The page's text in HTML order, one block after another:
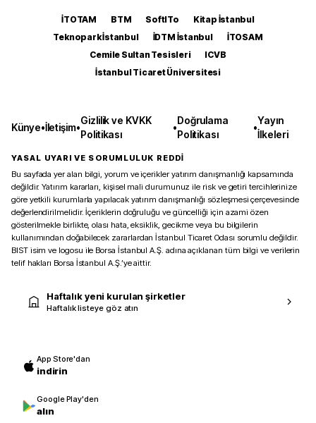
İTOTAM BTM SoftITo
Kitap İstanbul
Teknopark İstanbul
İDTM İstanbul
İTOSAM
Cemile Sultan Tesisleri
ICVB
İstanbul Ticaret Üniversitesi
Künye•İletişim•
Gizlilik ve KVKK
Politikası
•
Doğrulama
Politikası
•
Yayın
İlkeleri
YASAL UYARI VE SORUMLULUK REDDİ
Bu sayfada yer alan bilgi, yorum ve içerikler yatırım danışmanlığı kapsamında
değildir. Yatırım kararları, kişisel mali durumunuz ile risk ve getiri tercihlerinize
göre yetkili kurumlarla yapılacak yatırım danışmanlığı sözleşmesi çerçevesinde
değerlendirilmelidir. İçeriklerin doğruluğu ve güncelliği için azami özen
gösterilmekle birlikte, olası hata, eksiklik, gecikme veya bu bilgilerin
kullanımından doğabilecek zararlardan İstanbul Ticaret Odası sorumlu değildir.
BIST isim ve logosu ile Borsa İstanbul A.Ş. adına açıklanan tüm bilgi ve verilerin
telif hakları Borsa İstanbul A.Ş.’ye aittir.
Haftalık yeni kurulan şirketler
Haftalık listeye göz atın
App Store'dan
indirin
Google Play'den
alın